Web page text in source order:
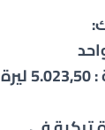
أقساط كلية طب الأسنان في جامعة : 5.023,50 ليرة